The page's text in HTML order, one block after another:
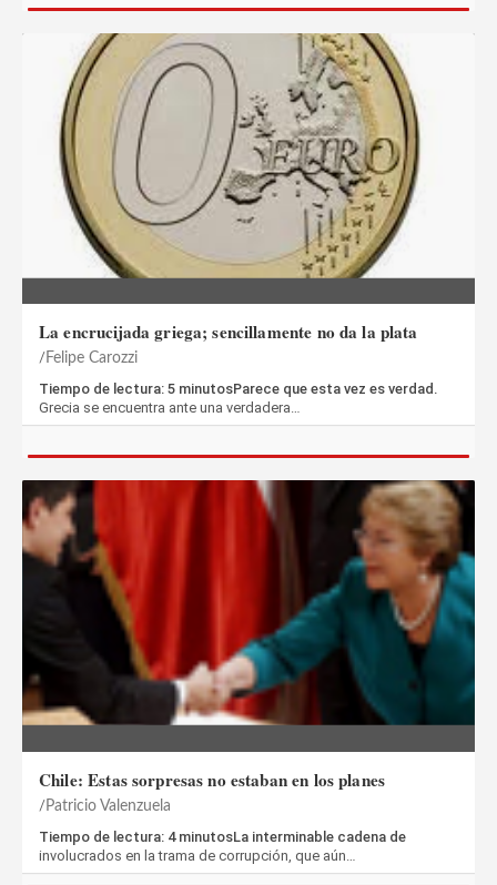
La encrucijada griega; sencillamente no da la plata
Felipe Carozzi
Tiempo de lectura: 5 minutosParece que esta vez es verdad.
Grecia se encuentra ante una verdadera…
Chile: Estas sorpresas no estaban en los planes
Patricio Valenzuela
Tiempo de lectura: 4 minutosLa interminable cadena de
involucrados en la trama de corrupción, que aún…